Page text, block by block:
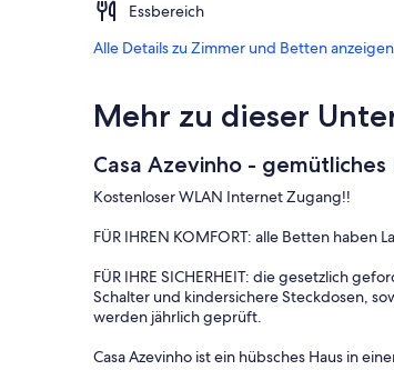
Essbereich
Alle Details zu Zimmer und Betten anzeigen
Mehr zu dieser
Casa Azevinho -
Kostenloser WLAN Internet Zugang!!
FÜR IHREN KOMFORT: alle Betten haben
FÜR IHRE SICHERHEIT: die gesetzlich
Schalter und kindersichere Steckdosen,
werden jährlich geprüft.
Casa Azevinho ist ein hübsches Haus in